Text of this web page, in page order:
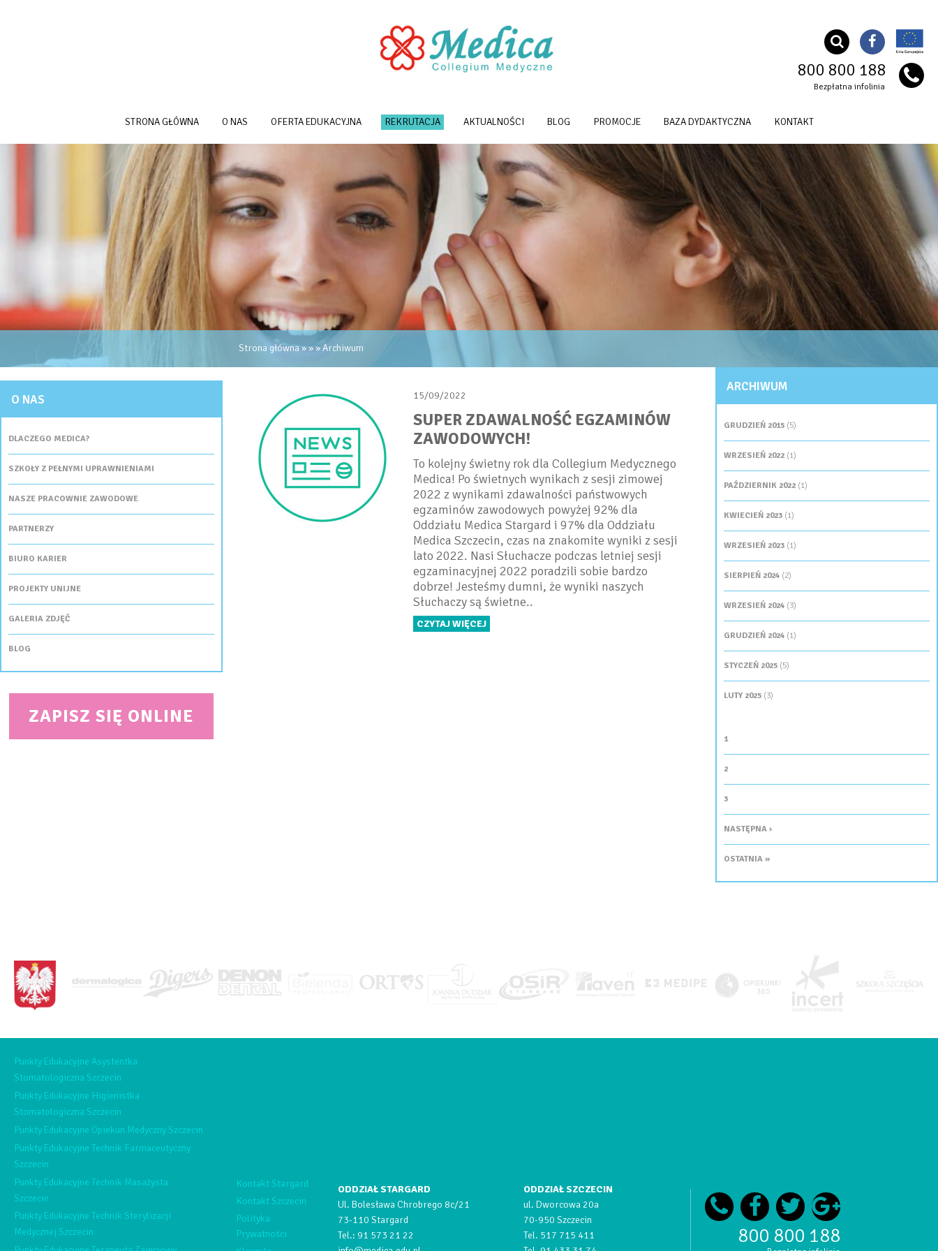
800 800 188
Bezpłatna infolinia
STRONA GŁÓWNA O NAS OFERTA EDUKACYJNA REKRUTACJA AKTUALNOŚCI BLOG PROMOCJE BAZA DYDAKTYCZNA KONTAKT
Strona główna»» »Archiwum
O NAS
DLACZEGO MEDICA?
SZKOŁY Z PEŁNYMI UPRAWNIENIAMI
NASZE PRACOWNIE ZAWODOWE
PARTNERZY
BIURO KARIER
PROJEKTY UNIJNE
GALERIA ZDJĘĆ
BLOG
ZAPISZ SIĘ ONLINE
15/09/2022
SUPER ZDAWALNOŚĆ EGZAMINÓW
ZAWODOWYCH!
To kolejny świetny rok dla Collegium Medycznego
Medica! Po świetnych wynikach z sesji zimowej
2022 z wynikami zdawalności państwowych
egzaminów zawodowych powyżej 92% dla
Oddziału Medica Stargard i 97% dla Oddziału
Medica Szczecin, czas na znakomite wyniki z sesji
lato 2022. Nasi Słuchacze podczas letniej sesji
egzaminacyjnej 2022 poradzili sobie bardzo
dobrze! Jesteśmy dumni, że wyniki naszych
Słuchaczy są świetne..
CZYTAJ WIĘCEJ
ARCHIWUM
GRUDZIEŃ 2015 (5)
WRZESIEŃ 2022 (1)
PAŹDZIERNIK 2022 (1)
KWIECIEŃ 2023 (1)
WRZESIEŃ 2023 (1)
SIERPIEŃ 2024 (2)
WRZESIEŃ 2024 (3)
GRUDZIEŃ 2024 (1)
STYCZEŃ 2025 (5)
LUTY 2025 (3)
1
2
3
NASTĘPNA ›
OSTATNIA »
Punkty Edukacyjne Asystentka
Stomatologiczna Szczecin
Punkty Edukacyjne Higienistka
Stomatologiczna Szczecin
Punkty Edukacyjne Opiekun Medyczny Szczecin
Punkty Edukacyjne Technik Farmaceutyczny
Szczecin
Punkty Edukacyjne Technik Masażysta
Szczecin
Punkty Edukacyjne Technik Sterylizacji
Medycznej Szczecin
Kontakt Stargard
Kontakt Szczecin
Polityka
Prywatności
ODDZIAŁ STARGARD
Ul. Bolesława Chrobrego 8c/21
73-110 Stargard
Tel.: 91 573 21 22
ODDZIAŁ SZCZECIN
ul. Dworcowa 20a
70-950 Szczecin
Tel. 517 715 411
800 800 188